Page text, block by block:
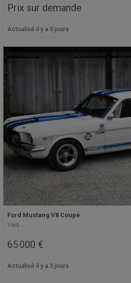
Prix sur demande
Actualisé il y a 3 jours
Ford Mustang V8 Coupé
1965
65 000 €
Actualisé il y a 3 jours